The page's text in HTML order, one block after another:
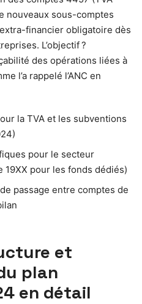
nouveaux sous-comptes
financier obligatoire dès
L’objectif ?
des opérations liées à
l’a rappelé l’ANC en
la TVA et les subventions
pour le secteur
19XX pour les fonds dédiés)
passage entre comptes de
et
plan
en détail